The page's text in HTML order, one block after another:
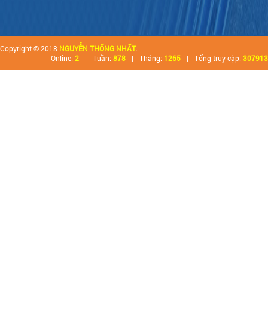
Copyright © 2018 NGUYỄN THỐNG NHẤT.
Online: 2 | Tuần: 878 | Tháng: 1265 | Tổng truy cập: 307913